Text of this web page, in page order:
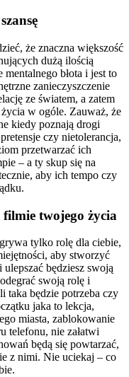
szansę
że znaczna większość
dużą ilością
błota i jest to
zanieczyszczenie
ze światem, a zatem
w ogóle. Zauważ, że
kiedy poznają drogi
czy nietolerancja,
przetwarzać ich
– a ty skup się na
aby ich tempo czy
twojego życia
tylko rolę dla ciebie,
aby stworzyć
będziesz swoją
swoją rolę i
taka będzie potrzeba czy
jaka to lekcja,
miasta, zablokowanie
telefonu, nie załatwi
będą się powtarzać,
z nimi. Nie uciekaj – co